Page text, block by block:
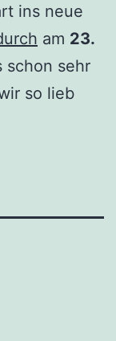
ins neue
am 23.
schon sehr
so lieb